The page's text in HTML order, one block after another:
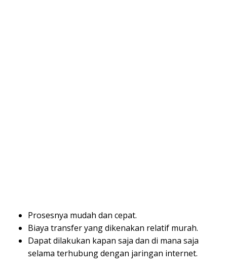
Prosesnya mudah dan cepat.
Biaya transfer yang dikenakan relatif murah.
Dapat dilakukan kapan saja dan di mana saja
selama terhubung dengan jaringan internet.